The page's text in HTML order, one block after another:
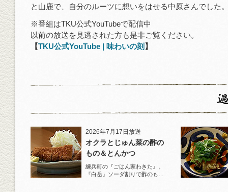
と山鹿で、自分のルーツに想いをはせる中原さんでした
※番組はTKU公式YouTubeで配信中
以前の放送を見逃された方も是非ご覧ください。
【TKU公式YouTube | 味わいの刻 】
2026年7月17日放送
オクラとじゅん菜の酢の
もの＆とんかつ
練兵町の『ごはん家わきた』。
『白岳』ソーダ割りで酢のもの